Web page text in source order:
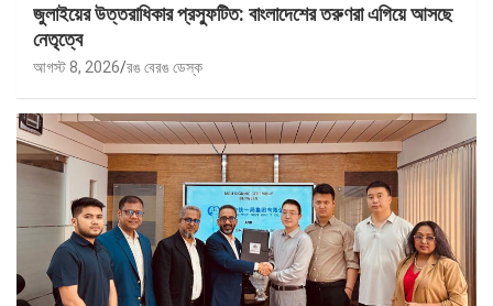
জুলাইয়ের উত্তরাধিকার প্রস্ফুটিত: বাংলাদেশের তরুণরা এগিয়ে আসছে
নেতৃত্বে
আগস্ট 8, 2026 রঙ বেরঙ ডেস্ক